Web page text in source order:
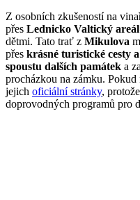
Z osobních zkušeností na
přes Lednicko Valtický areál
dětmi. Tato trať z Mikulova
přes krásné turistické cesty
spoustu dalších památek a
procházkou na zámku.
jejich oficiální stránky,
doprovodných programů pro